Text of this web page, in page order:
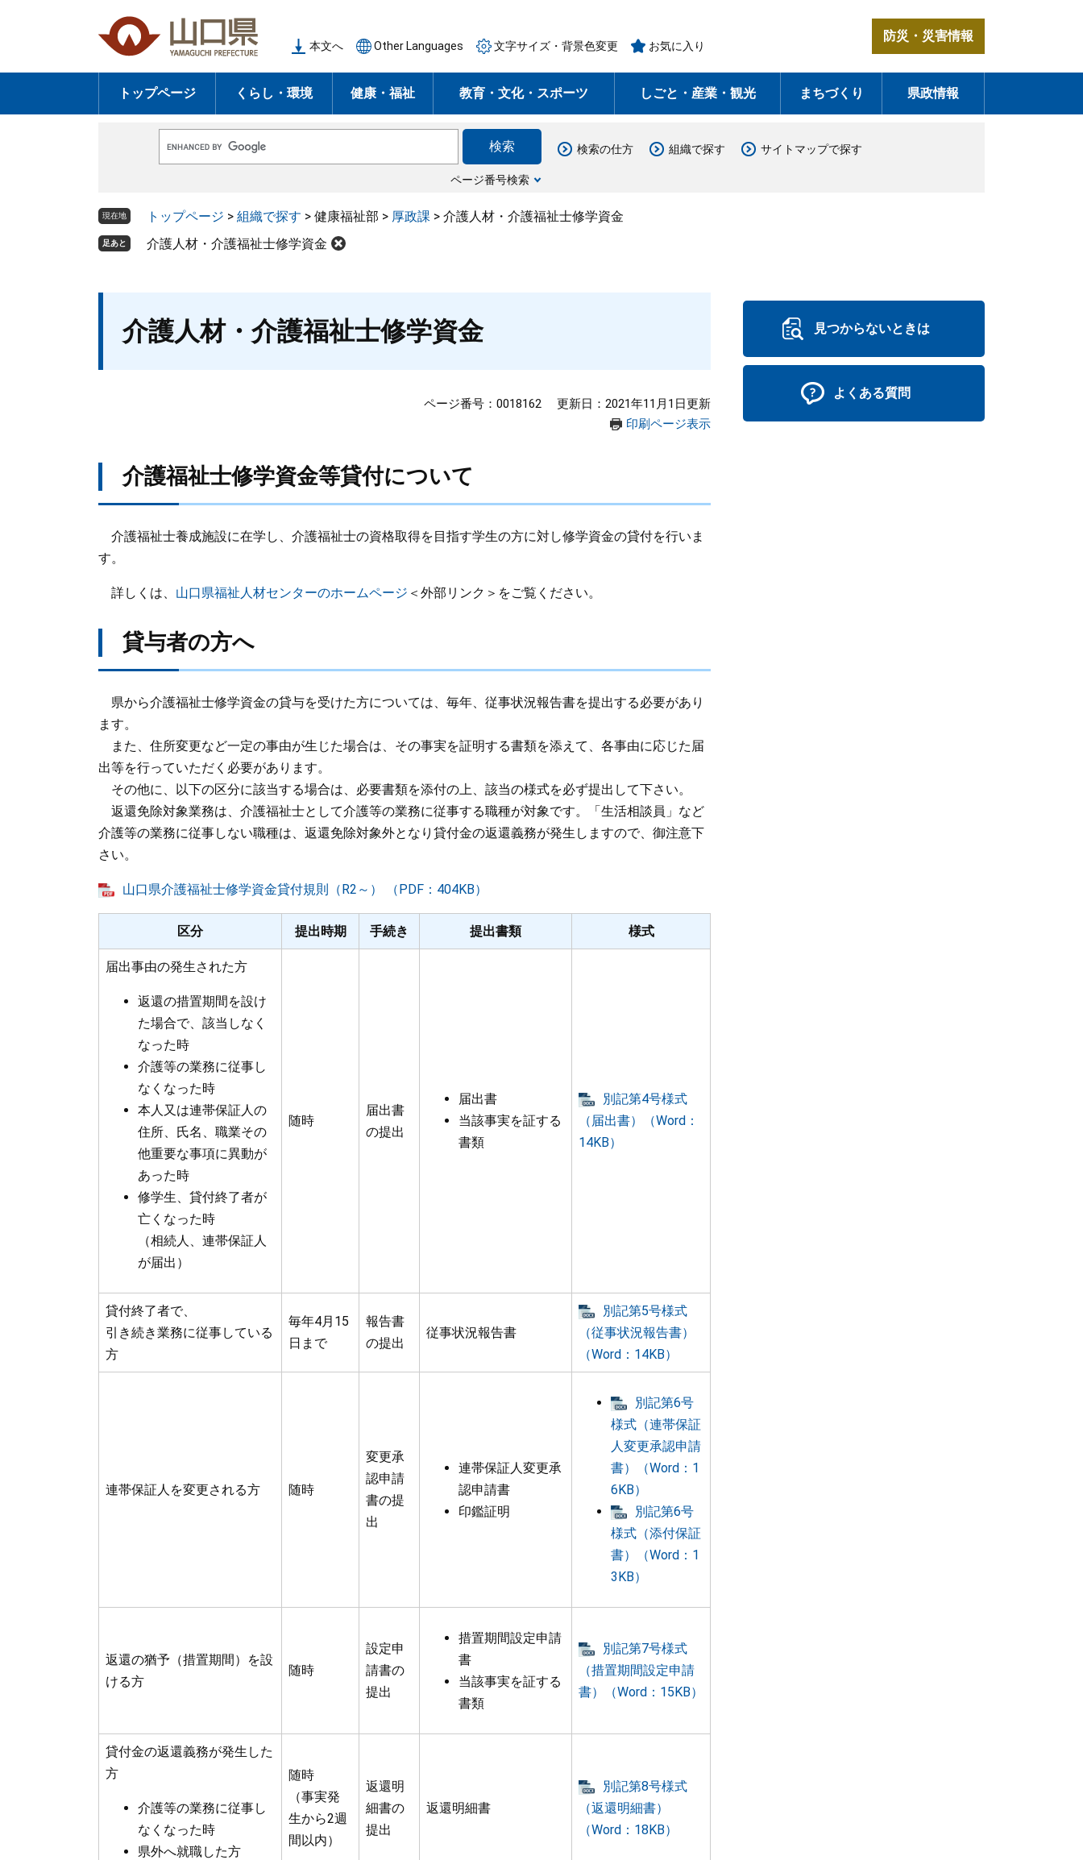
の
頭
ー
飛
本文へ Other Languages 文字サイズ・背景色変更 お気に入り
防災・災害情報
トップページ くらし・環境 健康・福祉 教育・文化・スポーツ しごと・産業・観光 まちづくり 県政情報
o
e
ス
ページ番号検索
検索の仕方 組織で探す サイトマップで探す
現在地 トップページ > 組織で探す > 健康福祉部 > 厚政課 > 介護人材・介護福祉士修学資金
足あと 介護人材・介護福祉士修学資金
介護人材・介護福祉士修学資金
ページ番号：0018162
更新日：2021年11月1日更新
印刷ページ表示
介護福祉士修学資金等貸付について
介護福祉士養成施設に在学し、介護福祉士の資格取得を目指す学生の方に対し修学資金の貸付を行いま
す。
詳しくは、 山口県福祉人材センターのホームページ ＜外部リンク＞ をご覧ください。
貸与者の方へ
県から介護福祉士修学資金の貸与を受けた方については、毎年、従事状況報告書を提出する必要があり
ます。
また、住所変更など一定の事由が生じた場合は、その事実を証明する書類を添えて、各事由に応じた届
出等を行っていただく必要があります。
その他に、以下の区分に該当する場合は、必要書類を添付の上、該当の様式を必ず提出して下さい。
返還免除対象業務は、介護福祉士として介護等の業務に従事する職種が対象です。「生活相談員」など
介護等の業務に従事しない職種は、返還免除対象外となり貸付金の返還義務が発生しますので、御注意下
さい。
山口県介護福祉士修学資金貸付規則（R2～） （PDF：404KB）
区分 提出時期 手続き 提出書類 様式
届出事由の発生された方
返還の措置期間を設け
た場合で、該当しなく
なった時
介護等の業務に従事し
なくなった時
本人又は連帯保証人の
住所、氏名、職業その
他重要な事項に異動が
あった時
修学生、貸付終了者が
亡くなった時
（相続人、連帯保証人
が届出）
随時
届出書
の提出
届出書
当該事実を証する
書類
別記第4号様式
（届出書）（Word：
14KB）
貸付終了者で、
引き続き業務に従事している
方
毎年4月15
日まで
報告書
の提出
従事状況報告書
別記第5号様式
（従事状況報告書）
（Word：14KB）
連帯保証人を変更される方 随時
変更承
認申請
書の提
出
連帯保証人変更承
認申請書
印鑑証明
別記第6号
様式（連帯保証
人変更承認申請
書）（Word：1
6KB）
別記第6号
様式（添付保証
書）（Word：1
3KB）
返還の猶予（措置期間）を設
ける方
随時
設定申
請書の
提出
措置期間設定申請
書
当該事実を証する
書類
別記第7号様式
（措置期間設定申請
書）（Word：15KB）
貸付金の返還義務が発生した
方
介護等の業務に従事し
なくなった時
県外へ就職した方
随時
（事実発
生から2週
間以内）
返還明
細書の
提出
返還明細書
別記第8号様式
（返還明細書）
（Word：18KB）
見つからないときは
よくある質問